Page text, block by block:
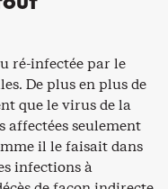
ré-infectée par le
De plus en plus de
que le virus de la
affectées seulement
il le faisait dans
infections à